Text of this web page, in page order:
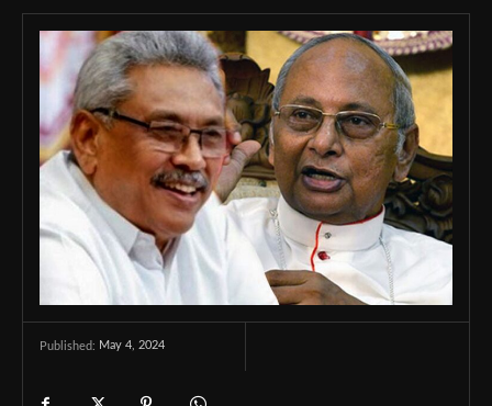
Published: May 4, 2024